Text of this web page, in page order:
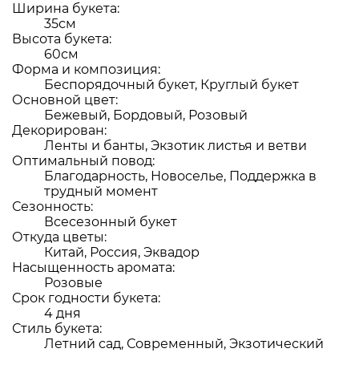
Ширина букета:
35см
Высота букета:
60см
Форма и композиция:
Беспорядочный букет, Круглый букет
Основной цвет:
Бежевый, Бордовый, Розовый
Декорирован:
Ленты и банты, Экзотик листья и ветви
Оптимальный повод:
Благодарность, Новоселье, Поддержка в
трудный момент
Сезонность:
Всесезонный букет
Откуда цветы:
Китай, Россия, Эквадор
Насыщенность аромата:
Розовые
Срок годности букета:
4 дня
Стиль букета:
Летний сад, Современный, Экзотический